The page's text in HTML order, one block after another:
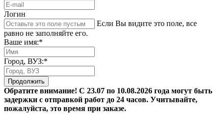
Логин
Если Вы видите это поле, все
равно не заполняйте его.
Ваше имя:*
Город, ВУЗ:*
Продолжить
Обратите внимание! С 23.07 по 10.08.2026 года могут быть
задержки с отправкой работ до 24 часов. Учитывайте,
пожалуйста, это время при заказе.